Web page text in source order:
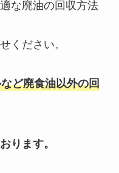
な廃油の回収方法
ください。
ど廃食油以外の回
ります。